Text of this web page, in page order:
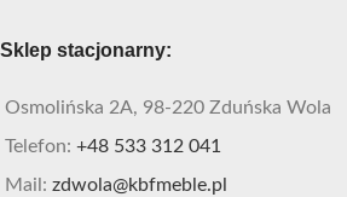
Sklep stacjonarny:
Osmolińska 2A, 98-220 Zduńska Wola
Telefon: +48 533 312 041
Mail: zdwola@kbfmeble.pl